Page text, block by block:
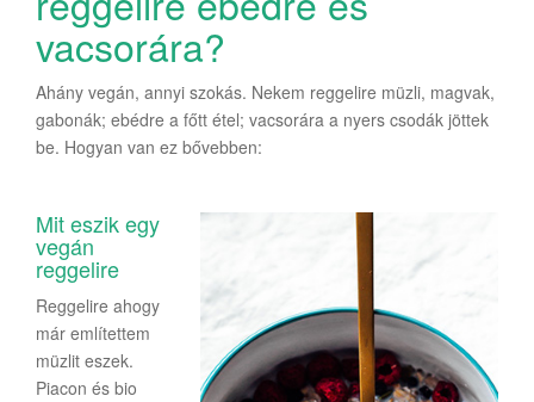
vacsorára?
Ahány vegán, annyi szokás. Nekem reggelire müzli, magvak,
gabonák; ebédre a főtt étel; vacsorára a nyers csodák jöttek
be. Hogyan van ez bővebben:
Mit eszik egy
vegán
reggelire
Reggelire ahogy
már említettem
müzlit eszek.
Piacon és bio